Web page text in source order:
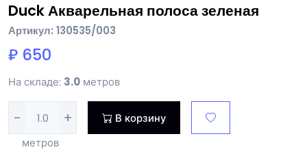
Duck Акварельная полоса зеленая
Артикул: 130535/003
₽ 650
На складе: 3.0 метров
- +
В корзину
метров